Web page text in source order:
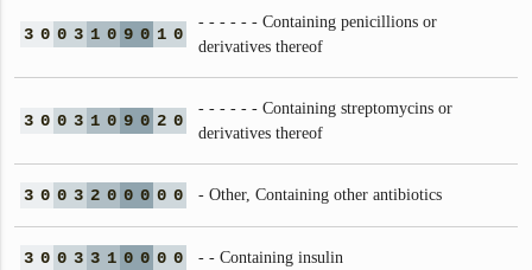
3 0 0 3 1 0 9 0 1 0
- - - - - - Containing penicillions or
derivatives thereof
3 0 0 3 1 0 9 0 2 0
- - - - - - Containing streptomycins or
derivatives thereof
3 0 0 3 2 0 0 0 0 0 - Other, Containing other antibiotics
3 0 0 3 3 1 0 0 0 0 - - Containing insulin